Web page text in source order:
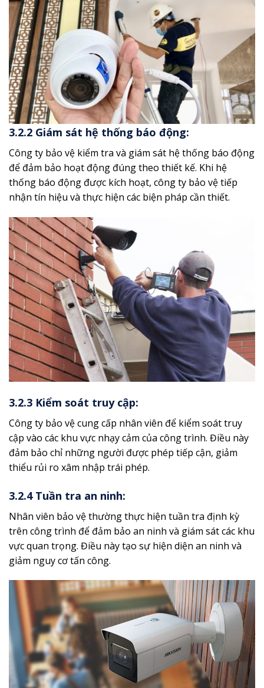
3.2.2 Giám sát hệ thống báo động:
Công ty bảo vệ kiểm tra và giám sát hệ thống báo động
để đảm bảo hoạt động đúng theo thiết kế. Khi hệ
thống báo động được kích hoạt, công ty bảo vệ tiếp
nhận tín hiệu và thực hiện các biện pháp cần thiết.
3.2.3 Kiểm soát truy cập:
Công ty bảo vệ cung cấp nhân viên để kiểm soát truy
cập vào các khu vực nhạy cảm của công trình. Điều này
đảm bảo chỉ những người được phép tiếp cận, giảm
thiểu rủi ro xâm nhập trái phép.
3.2.4 Tuần tra an ninh:
Nhân viên bảo vệ thường thực hiện tuần tra định kỳ
trên công trình để đảm bảo an ninh và giám sát các khu
vực quan trọng. Điều này tạo sự hiện diện an ninh và
giảm nguy cơ tấn công.